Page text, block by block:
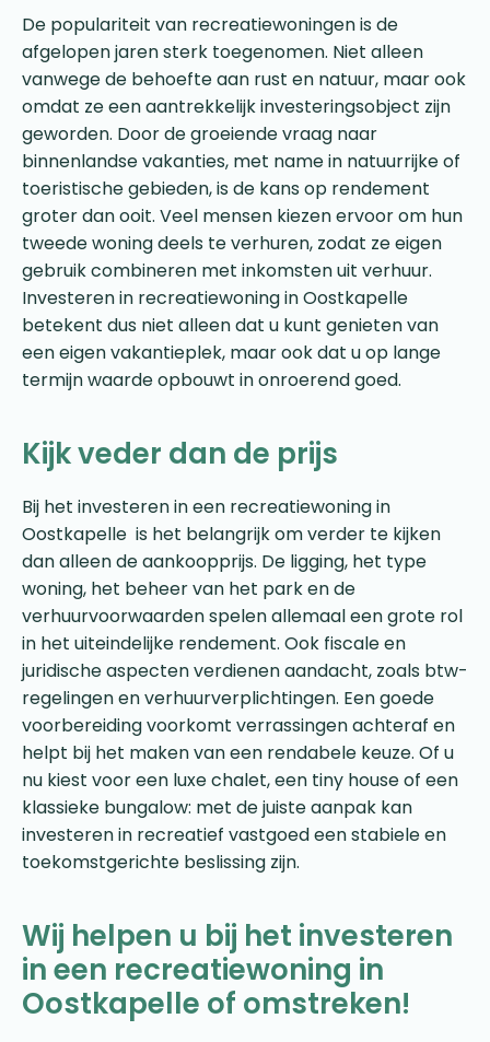
De populariteit van recreatiewoningen is de
afgelopen jaren sterk toegenomen. Niet alleen
vanwege de behoefte aan rust en natuur, maar ook
omdat ze een aantrekkelijk investeringsobject zijn
geworden. Door de groeiende vraag naar
binnenlandse vakanties, met name in natuurrijke of
toeristische gebieden, is de kans op rendement
groter dan ooit. Veel mensen kiezen ervoor om hun
tweede woning deels te verhuren, zodat ze eigen
gebruik combineren met inkomsten uit verhuur.
Investeren in recreatiewoning in Oostkapelle
betekent dus niet alleen dat u kunt genieten van
een eigen vakantieplek, maar ook dat u op lange
termijn waarde opbouwt in onroerend goed.
Kijk veder dan de prijs
Bij het investeren in een recreatiewoning in
Oostkapelle is het belangrijk om verder te kijken
dan alleen de aankoopprijs. De ligging, het type
woning, het beheer van het park en de
verhuurvoorwaarden spelen allemaal een grote rol
in het uiteindelijke rendement. Ook fiscale en
juridische aspecten verdienen aandacht, zoals btw-
regelingen en verhuurverplichtingen. Een goede
voorbereiding voorkomt verrassingen achteraf en
helpt bij het maken van een rendabele keuze. Of u
nu kiest voor een luxe chalet, een tiny house of een
klassieke bungalow: met de juiste aanpak kan
investeren in recreatief vastgoed een stabiele en
toekomstgerichte beslissing zijn.
Wij helpen u bij het investeren
in een recreatiewoning in
Oostkapelle of omstreken!